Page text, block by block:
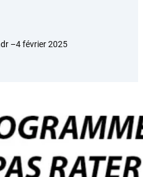
–4 février 2025